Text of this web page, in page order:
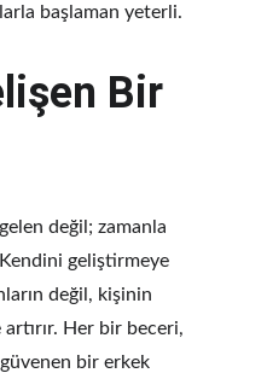
başlaman yeterli.
Bir
değil; zamanla
geliştirmeye
değil, kişinin
Her bir beceri,
bir erkek